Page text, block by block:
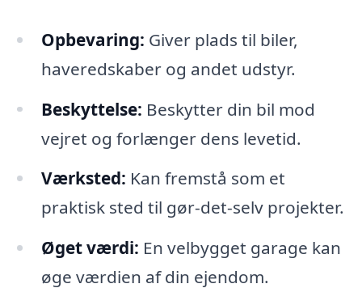
Opbevaring: Giver plads til biler,
haveredskaber og andet udstyr.
Beskyttelse: Beskytter din bil mod
vejret og forlænger dens levetid.
Værksted: Kan fremstå som et
praktisk sted til gør-det-selv projekter.
Øget værdi: En velbygget garage kan
øge værdien af din ejendom.